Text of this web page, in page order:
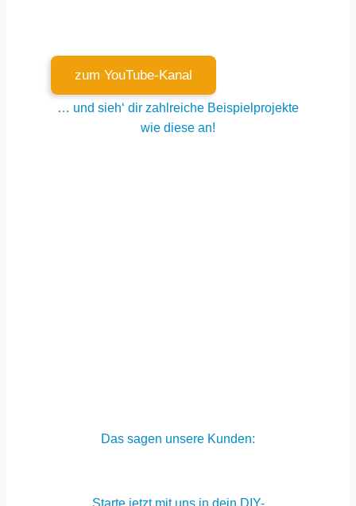
zum YouTube-Kanal
… und sieh‘ dir zahlreiche Beispielprojekte
wie diese an!
Das sagen unsere Kunden:
Starte jetzt mit uns in dein DIY-